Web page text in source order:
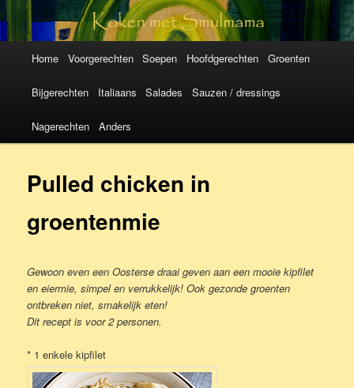
Koken met
SmulMama
Spring
naar
de
inhoud
Spring
naar
de
inhoud
Home Voorgerechten Soepen Hoofdgerechten Groenten
Bijgerechten Italiaans Salades Sauzen / dressings
Nagerechten Anders
Pulled chicken in
groentenmie
Gewoon even een Oosterse draai geven aan een mooie kipfilet
en eiermie, simpel en verrukkelijk! Ook gezonde groenten
ontbreken niet, smakelijk eten!
Dit recept is voor 2 personen.
* 1 enkele kipfilet